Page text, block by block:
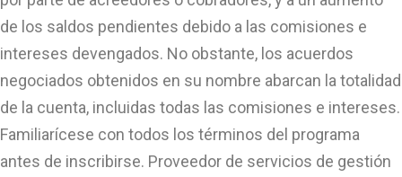
de los saldos pendientes debido a las comisiones e
intereses devengados. No obstante, los acuerdos
negociados obtenidos en su nombre abarcan la totalidad
de la cuenta, incluidas todas las comisiones e intereses.
Familiarícese con todos los términos del programa
antes de inscribirse. Proveedor de servicios de gestión